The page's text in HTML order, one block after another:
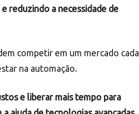
reduzindo a necessidade de
competir em um mercado cada
na automação.
e liberar mais tempo para